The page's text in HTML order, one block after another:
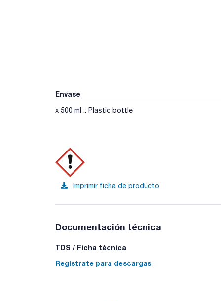
Envase
x 500 ml :: Plastic bottle
Imprimir ficha de producto
Documentación técnica
TDS / Ficha técnica
Regístrate para descargas